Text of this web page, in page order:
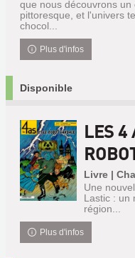
que nous découvrons
pittoresque, et l'univers
chocol...
Plus d'infos
Disponible
LES 4
Livre |
Une
Lastic : un
région...
Plus d'infos